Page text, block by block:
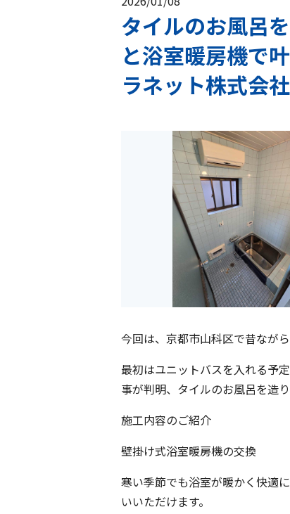
タイルのお風呂
と浴室暖房機で
ラネット株式会社
今回は、京都市山科区で昔なが
最初はユニットバスを入れる予
事が判明、タイルのお風呂を造
施工内容のご紹介
壁掛け式浴室暖房機の交換
寒い季節でも浴室が暖かく快適
いいただけます。